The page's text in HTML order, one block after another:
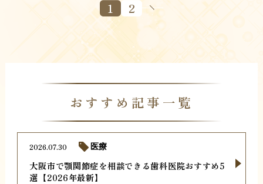
1 2
おすすめ記事一覧
大阪市で顎関節症を相談できる歯科医院おすすめ5
選【2026年最新】
2026.07.30 医療